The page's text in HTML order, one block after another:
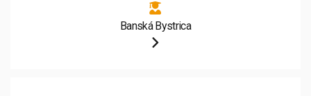
Banská Bystrica